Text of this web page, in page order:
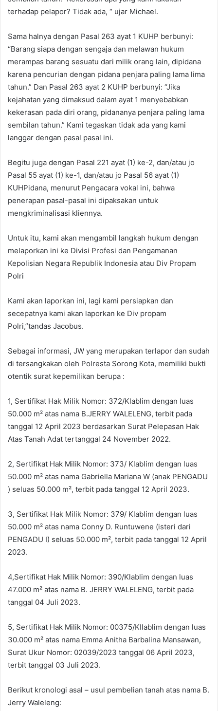
terhadap pelapor? Tidak ada, “ ujar Michael.
Sama halnya dengan Pasal 263 ayat 1 KUHP berbunyi:
“Barang siapa dengan sengaja dan melawan hukum
merampas barang sesuatu dari milik orang lain, dipidana
karena pencurian dengan pidana penjara paling lama lima
tahun.” Dan Pasal 263 ayat 2 KUHP berbunyi: “Jika
kejahatan yang dimaksud dalam ayat 1 menyebabkan
kekerasan pada diri orang, pidananya penjara paling lama
sembilan tahun.” Kami tegaskan tidak ada yang kami
langgar dengan pasal pasal ini.
Begitu juga dengan Pasal 221 ayat (1) ke-2, dan/atau jo
Pasal 55 ayat (1) ke-1, dan/atau jo Pasal 56 ayat (1)
KUHPidana, menurut Pengacara vokal ini, bahwa
penerapan pasal-pasal ini dipaksakan untuk
mengkriminalisasi kliennya.
Untuk itu, kami akan mengambil langkah hukum dengan
melaporkan ini ke Divisi Profesi dan Pengamanan
Kepolisian Negara Republik Indonesia atau Div Propam
Polri
Kami akan laporkan ini, lagi kami persiapkan dan
secepatnya kami akan laporkan ke Div propam
Polri,”tandas Jacobus.
Sebagai informasi, JW yang merupakan terlapor dan sudah
di tersangkakan oleh Polresta Sorong Kota, memiliki bukti
otentik surat kepemilikan berupa :
1, Sertifikat Hak Milik Nomor: 372/Klablim dengan luas
50.000 m² atas nama B.JERRY WALELENG, terbit pada
tanggal 12 April 2023 berdasarkan Surat Pelepasan Hak
Atas Tanah Adat tertanggal 24 November 2022.
2, Sertifikat Hak Milik Nomor: 373/ Klablim dengan luas
50.000 m² atas nama Gabriella Mariana W (anak PENGADU
) seluas 50.000 m², terbit pada tanggal 12 April 2023.
3, Sertifikat Hak Milik Nomor: 379/ Klablim dengan luas
50.000 m² atas nama Conny D. Runtuwene (isteri dari
PENGADU I) seluas 50.000 m², terbit pada tanggal 12 April
2023.
4,Sertifikat Hak Milik Nomor: 390/Klablim dengan luas
47.000 m² atas nama B. JERRY WALELENG, terbit pada
tanggal 04 Juli 2023.
5, Sertifikat Hak Milik Nomor: 00375/KIlablim dengan luas
30.000 m² atas nama Emma Anitha Barbalina Mansawan,
Surat Ukur Nomor: 02039/2023 tanggal 06 April 2023,
terbit tanggal 03 Juli 2023.
Berikut kronologi asal – usul pembelian tanah atas nama B.
Jerry Waleleng: